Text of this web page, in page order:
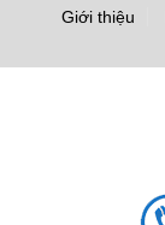
Giới thiệu